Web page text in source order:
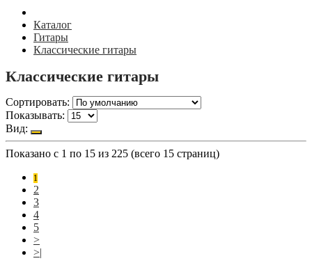
Каталог
Гитары
Классические гитары
Классические гитары
Сортировать:
Показывать:
Вид:
Показано с 1 по 15 из 225 (всего 15 страниц)
1
2
3
4
5
>
>|